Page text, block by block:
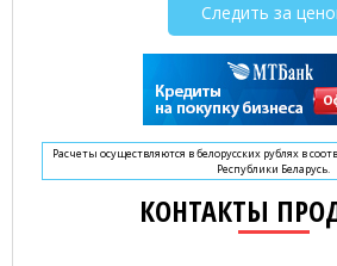
Следить за
Расчеты осуществляются в белорусских рублях в
Республики Беларусь.
КОНТАКТЫ